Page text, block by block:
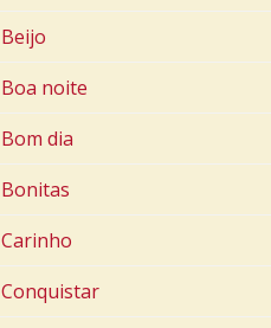
Beijo
Boa noite
Bom dia
Bonitas
Carinho
Conquistar